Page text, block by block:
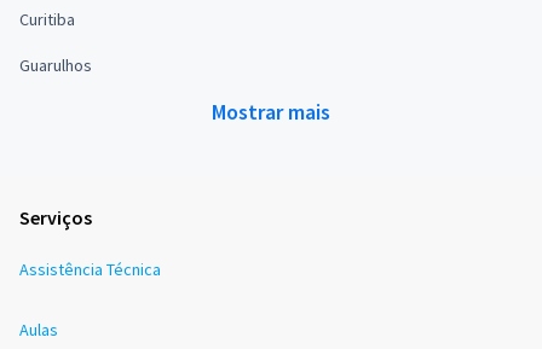
Curitiba
Guarulhos
Mostrar mais
Serviços
Assistência Técnica
Aulas